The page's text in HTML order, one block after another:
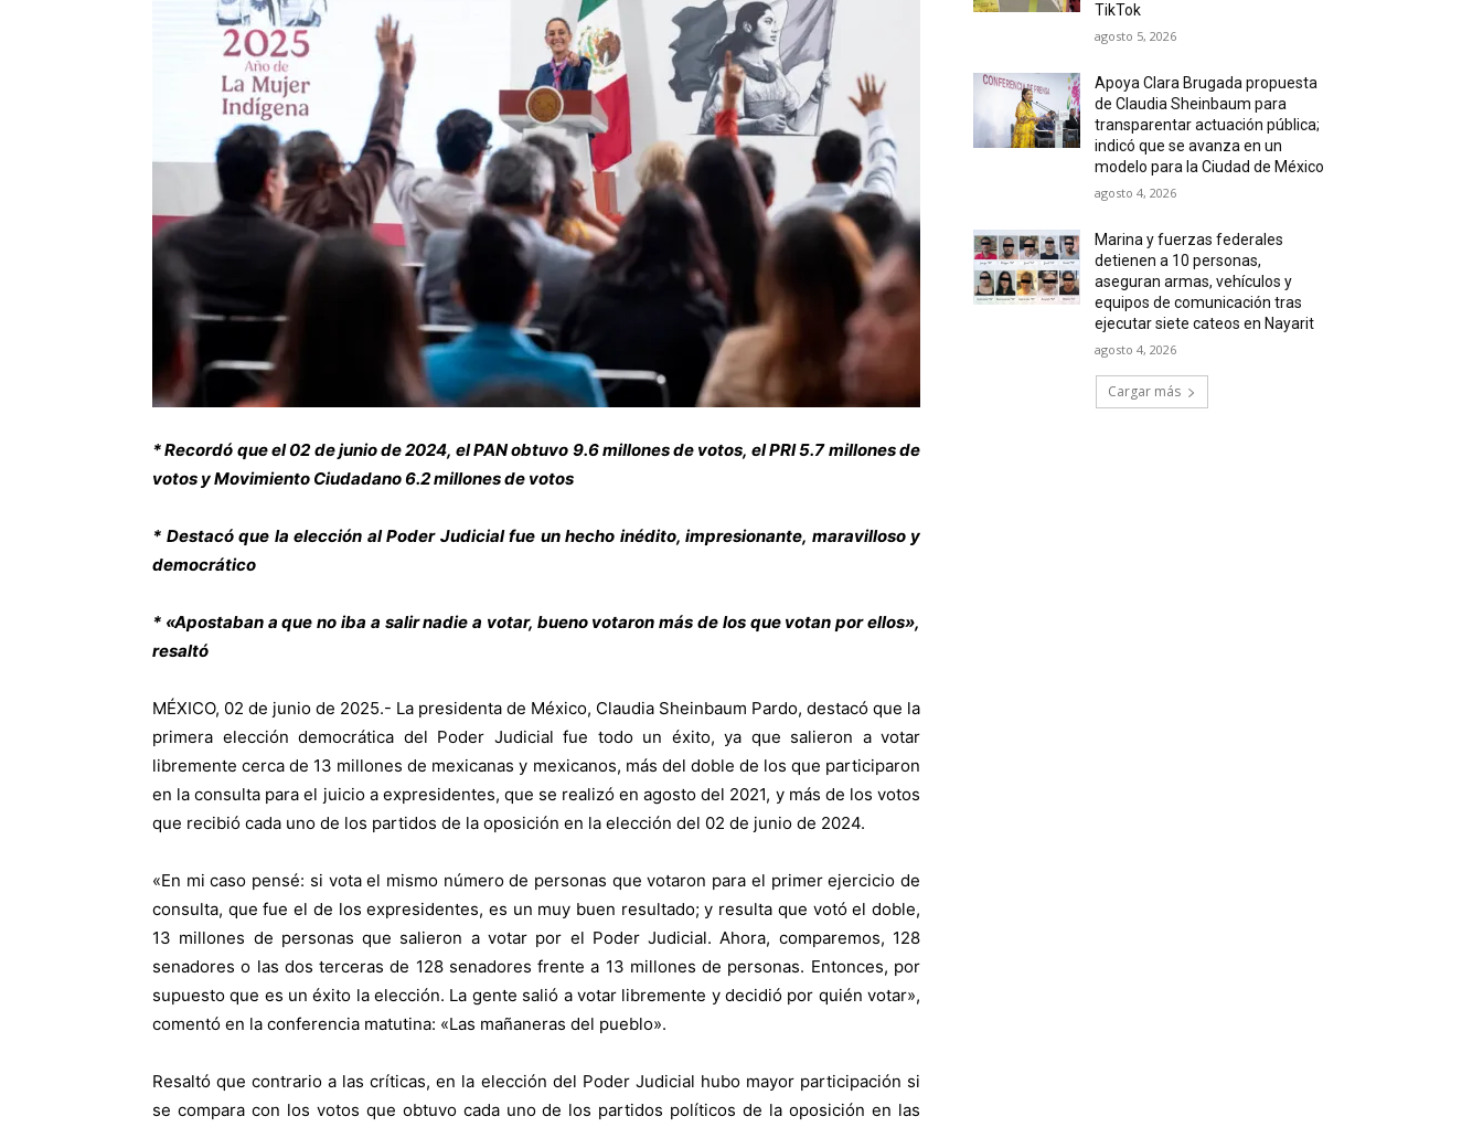
* Recordó que el 02 de junio de 2024, el PAN obtuvo 9.6 millones de votos, el PRI 5.7 millones de
votos y Movimiento Ciudadano 6.2 millones de votos
* Destacó que la elección al Poder Judicial fue un hecho inédito, impresionante, maravilloso y
democrático
* «Apostaban a que no iba a salir nadie a votar, bueno votaron más de los que votan por ellos»,
resaltó
MÉXICO, 02 de junio de 2025.- La presidenta de México, Claudia Sheinbaum Pardo, destacó que la
primera elección democrática del Poder Judicial fue todo un éxito, ya que salieron a votar
libremente cerca de 13 millones de mexicanas y mexicanos, más del doble de los que participaron
en la consulta para el juicio a expresidentes, que se realizó en agosto del 2021, y más de los votos
que recibió cada uno de los partidos de la oposición en la elección del 02 de junio de 2024.
«En mi caso pensé: si vota el mismo número de personas que votaron para el primer ejercicio de
consulta, que fue el de los expresidentes, es un muy buen resultado; y resulta que votó el doble,
13 millones de personas que salieron a votar por el Poder Judicial. Ahora, comparemos, 128
senadores o las dos terceras de 128 senadores frente a 13 millones de personas. Entonces, por
supuesto que es un éxito la elección. La gente salió a votar libremente y decidió por quién votar»,
comentó en la conferencia matutina: «Las mañaneras del pueblo».
Resaltó que contrario a las críticas, en la elección del Poder Judicial hubo mayor participación si
se compara con los votos que obtuvo cada uno de los partidos políticos de la oposición en las
TikTok
agosto 5, 2026
Apoya Clara Brugada propuesta
de Claudia Sheinbaum para
transparentar actuación pública;
indicó que se avanza en un
modelo para la Ciudad de México
agosto 4, 2026
Marina y fuerzas federales
detienen a 10 personas,
aseguran armas, vehículos y
equipos de comunicación tras
ejecutar siete cateos en Nayarit
agosto 4, 2026
Cargar más